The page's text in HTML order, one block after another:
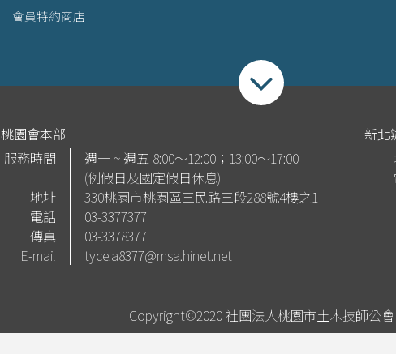
會員特約商店
桃園會本部
服務時間
週一 ~ 週五 8:00～12:00；13:00～17:00
(例假日及國定假日休息)
地址
330桃園市桃園區三民路三段288號4樓之1
電話
03-3377377
傳真
03-3378377
E-mail
tyce.a8377@msa.hinet.net
新北
Copyright©2020 社團法人桃園市土木技師公會